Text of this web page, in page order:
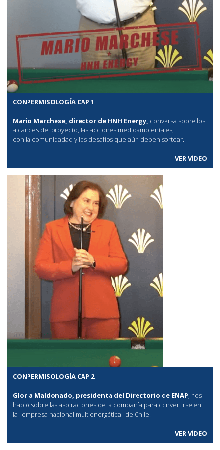
CONPERMISOLOGÍA CAP 1
Mario Marchese, director de HNH Energy, conversa sobre los
alcances del proyecto, las acciones medioambientales,
con la comunidadad y los desafíos que aún deben sortear.
VER VÍDEO
CONPERMISOLOGÍA CAP 2
Gloria Maldonado, presidenta del Directorio de ENAP, nos
habló sobre las aspiraciones de la compañía para convertirse en
la "empresa nacional multienergética" de Chile.
VER VÍDEO